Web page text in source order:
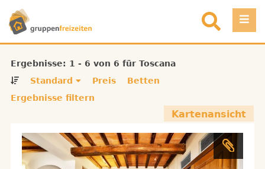
Direkt zum Inhalt
Registrieren
Objekt eintragen
Ergebnisse: 1 - 6 von 6 für Toscana
Standard
Preis
Betten
Ergebnisse filtern
Kartenansicht